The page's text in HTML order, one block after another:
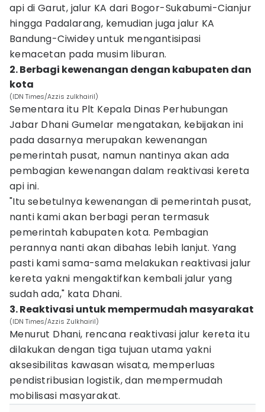
api di Garut, jalur KA dari Bogor-Sukabumi-Cianjur
hingga Padalarang, kemudian juga jalur KA
Bandung-Ciwidey untuk mengantisipasi
kemacetan pada musim liburan.
2. Berbagi kewenangan dengan kabupaten dan
kota
(IDN Times/Azzis zulkhairil)
Sementara itu Plt Kepala Dinas Perhubungan
Jabar Dhani Gumelar mengatakan, kebijakan ini
pada dasarnya merupakan kewenangan
pemerintah pusat, namun nantinya akan ada
pembagian kewenangan dalam reaktivasi kereta
api ini.
"Itu sebetulnya kewenangan di pemerintah pusat,
nanti kami akan berbagi peran termasuk
pemerintah kabupaten kota. Pembagian
perannya nanti akan dibahas lebih lanjut. Yang
pasti kami sama-sama melakukan reaktivasi jalur
kereta yakni mengaktifkan kembali jalur yang
sudah ada," kata Dhani.
3. Reaktivasi untuk mempermudah masyarakat
(IDN Times/Azzis Zulkhairil)
Menurut Dhani, rencana reaktivasi jalur kereta itu
dilakukan dengan tiga tujuan utama yakni
aksesibilitas kawasan wisata, memperluas
pendistribusian logistik, dan mempermudah
mobilisasi masyarakat.